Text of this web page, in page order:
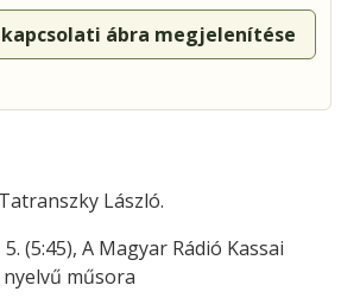
kapcsolati ábra megjelenítése
László.
(5:45), A Magyar Rádió Kassai
műsora